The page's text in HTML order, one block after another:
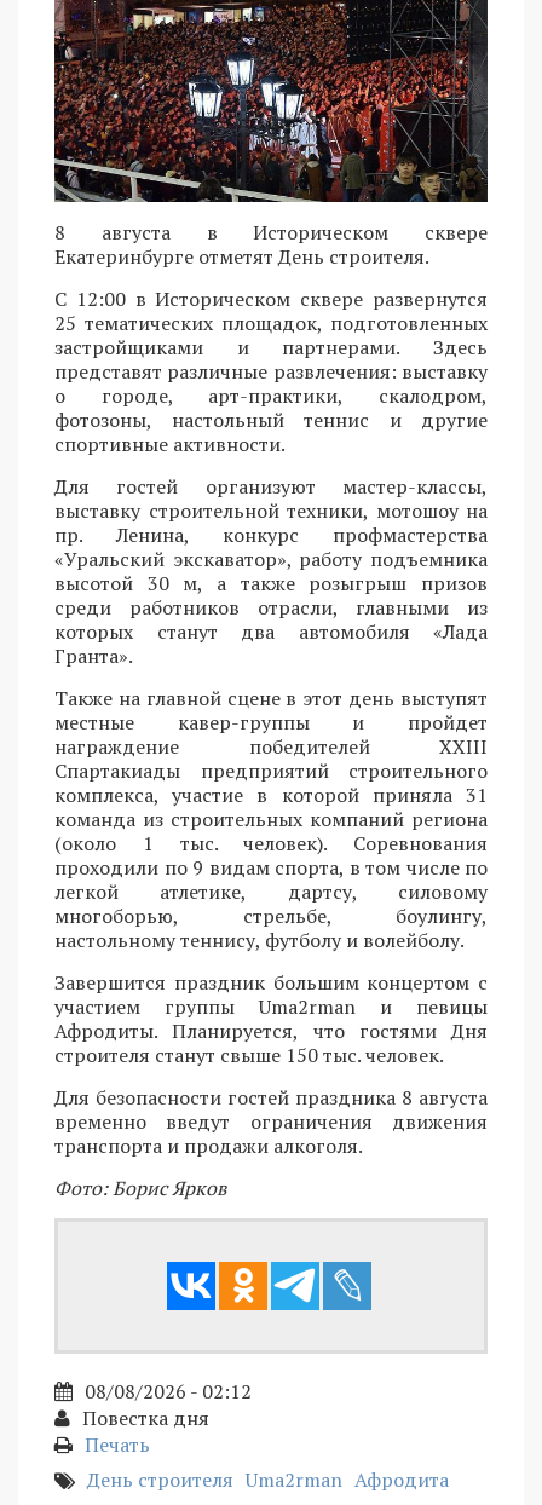
8 августа в Историческом сквере
Екатеринбурге отметят День строителя.
С 12:00 в Историческом сквере развернутся
25 тематических площадок, подготовленных
застройщиками и партнерами. Здесь
представят различные развлечения: выставку
о городе, арт-практики, скалодром,
фотозоны, настольный теннис и другие
спортивные активности.
Для гостей организуют мастер-классы,
выставку строительной техники, мотошоу на
пр. Ленина, конкурс профмастерства
«Уральский экскаватор», работу подъемника
высотой 30 м, а также розыгрыш призов
среди работников отрасли, главными из
которых станут два автомобиля «Лада
Гранта».
Также на главной сцене в этот день выступят
местные кавер-группы и пройдет
награждение победителей XXIII
Спартакиады предприятий строительного
комплекса, участие в которой приняла 31
команда из строительных компаний региона
(около 1 тыс. человек). Соревнования
проходили по 9 видам спорта, в том числе по
легкой атлетике, дартсу, силовому
многоборью, стрельбе, боулингу,
настольному теннису, футболу и волейболу.
Завершится праздник большим концертом с
участием группы Uma2rman и певицы
Афродиты. Планируется, что гостями Дня
строителя станут свыше 150 тыс. человек.
Для безопасности гостей праздника 8 августа
временно введут ограничения движения
транспорта и продажи алкоголя.
Фото: Борис Ярков
08/08/2026 - 02:12
Повестка дня
Печать
День строителя Uma2rman Афродита